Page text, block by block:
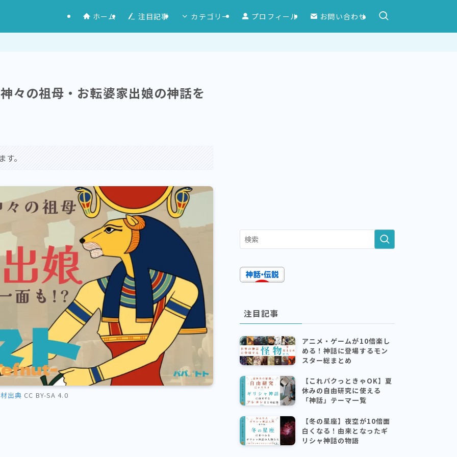
ホーム 注目記事 カテゴリー プロフィール お問い合わせ
々の祖母・お転婆家出娘の神話を
。
出典 CC BY-SA 4.0
注目記事
アニメ・ゲームが10倍楽し
める！神話に登場するモン
スター総まとめ
【これパクっときゃOK】夏
休みの自由研究に使える
「神話」テーマ一覧
【冬の星座】夜空が10倍面
白くなる！由来となったギ
リシャ神話の物語